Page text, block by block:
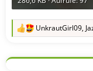
R
k
UnkrautGirl09,